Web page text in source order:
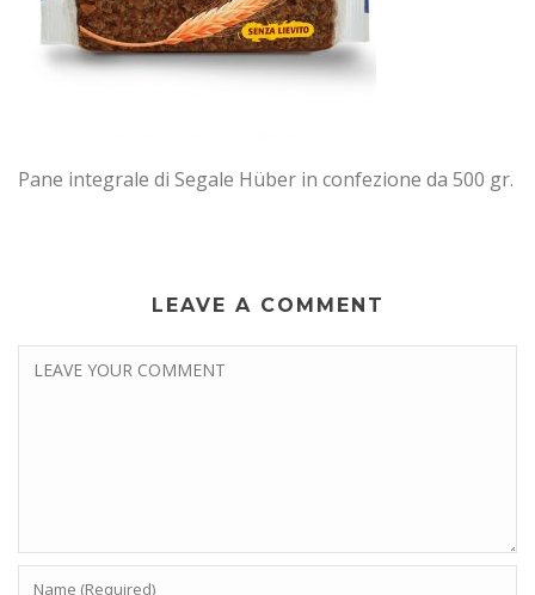
Pane integrale di Segale Hüber in confezione da 500 gr.
LEAVE A COMMENT